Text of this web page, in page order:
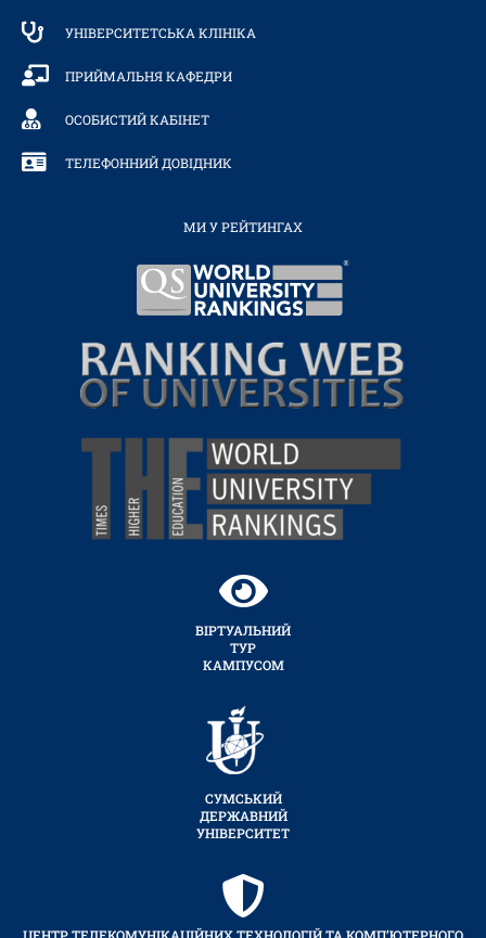
УНІВЕРСИТЕТСЬКА КЛІНІКА
ПРИЙМАЛЬНЯ КАФЕДРИ
ОСОБИСТИЙ КАБІНЕТ
ТЕЛЕФОННИЙ ДОВІДНИК
ВІРТУАЛЬНИЙ
ТУР
КАМПУСОМ
ЦЕНТР ТЕЛЕКОМУНІКАЦІЙНИХ ТЕХНОЛОГІЙ ТА КОМП’ЮТЕРНОГО
СУМСЬКИЙ
ДЕРЖАВНИЙ
УНІВЕРСИТЕТ
МИ У РЕЙТИНГАХ